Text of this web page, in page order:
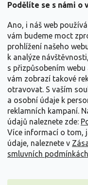
Podělíte se s námi o
Ano, i náš web
vám budeme moct
prohlížení našeho
k analýze
s přizpůsobením
vám zobrazí takové
otravovat. S vaším
a osobní údaje k
reklamních kampaní.
údajů naleznete zde:
Více informací o tom,
údaje, naleznete v
smluvních
Vše o nákupu
Informace pro Vás
Kontakujte nás